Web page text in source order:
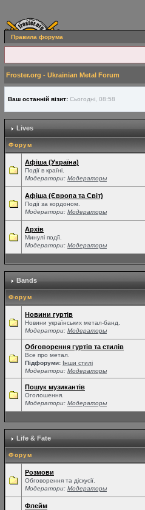
Правила форума
Froster.org - Ukrainian Metal Forum
Ваш останній візит: Сьогодні, 08:58
Lives
Форум
Афіша (Україна)
Події в країні.
Модератори: Модераторы
Афіша (Європа та Світ)
Події за кордоном.
Модератори: Модераторы
Архів
Минулі події.
Модератори: Модераторы
Bands
Форум
Новини гуртів
Новини українських метал-банд.
Модератори: Модераторы
Обговорення гуртів та стилів
Все про метал.
Підфоруми: Інши стилі
Модератори: Модераторы
Пошук музикантів
Оголошення.
Модератори: Модераторы
Life & Fate
Форум
Розмови
Обговорення та діскусії.
Модератори: Модераторы
Флейм